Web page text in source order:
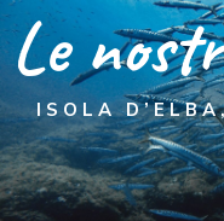
Le
ISOLA